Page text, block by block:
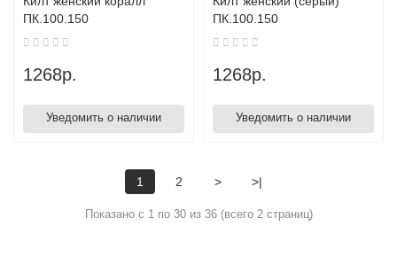
ПК.100.150
1268р.
Уведомить о наличии
ПК.100.150
1268р.
Уведомить о наличии
1 2 > >|
Показано с 1 по 30 из 36 (всего 2 страниц)